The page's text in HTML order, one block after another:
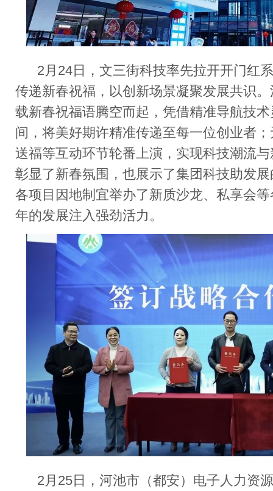
2 月 24日，文三街科技率先拉开开门红
传递新春祝福，以创新场景凝聚发展共识。
载新春祝福语腾空而起，凭借精准导航技
间，将美好期许精准传递至每一位创业者
送福等互动环节轮番上演，实现科技潮流
彰显了新春氛围，也展示了集团科技助发
各项目因地制宜举办了新质沙龙、私享会
年的发展注入强劲活力。
2 月 25日，河池市（都安）电子人力资